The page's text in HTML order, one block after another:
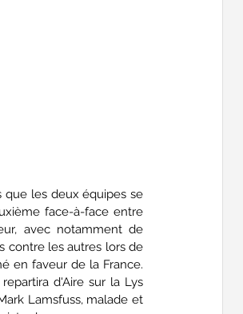
que les deux équipes se
face-à-face entre
avec notamment de
contre les autres lors de
en faveur de la France.
d'Aire sur la Lys
Lamsfuss, malade et